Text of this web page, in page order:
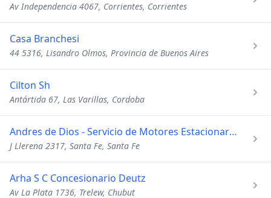
Av Independencia 4067, Corrientes, Corrientes
Casa Branchesi
44 5316, Lisandro Olmos, Provincia de Buenos Aires
Cilton Sh
Antártida 67, Las Varillas, Cordoba
Andres de Dios - Servicio de Motores Estacionarios
J Llerena 2317, Santa Fe, Santa Fe
Arha S C Concesionario Deutz
Av La Plata 1736, Trelew, Chubut